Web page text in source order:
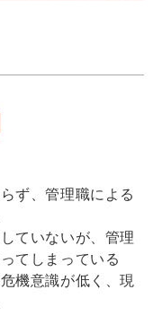
ず、管理職による
ていないが、管理
てしまっている
機意識が低く、現